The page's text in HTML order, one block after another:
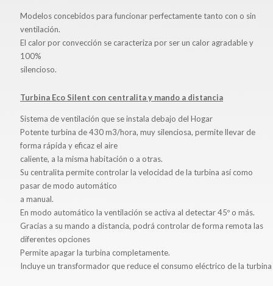
Modelos concebidos para funcionar perfectamente tanto con o sin
ventilación.
El calor por convección se caracteriza por ser un calor agradable y
100%
silencioso.
Turbina Eco Silent con centralita y mando a distancia
Sistema de ventilación que se instala debajo del Hogar
Potente turbina de 430 m3/hora, muy silenciosa, permite llevar de
forma rápida y eficaz el aire
caliente, a la misma habitación o a otras.
Su centralita permite controlar la velocidad de la turbina así como
pasar de modo automático
a manual.
En modo automático la ventilación se activa al detectar 45º o más.
Gracias a su mando a distancia, podrá controlar de forma remota las
diferentes opciones
Permite apagar la turbina completamente.
Incluye un transformador que reduce el consumo eléctrico de la turbina